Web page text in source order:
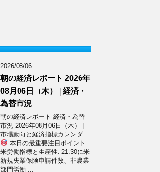
2026/08/06
朝の経済レポート 2026年
08月06日（木） | 経済・
為替市況
朝の経済レポート 経済・為替
市況 2026年08月06日（木） |
市場動向と経済指標カレンダー
本日の最重要注目ポイント
米労働指標と生産性: 21:30に米
新規失業保険申請件数、非農業
部門労働 ...